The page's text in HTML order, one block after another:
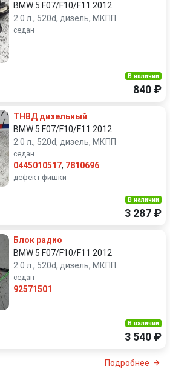
BMW 5 F07/F10/F11 2012
2.0 л., 520d, дизель, МКПП
седан
В наличии
840 ₽
ТНВД дизельный
BMW 5 F07/F10/F11 2012
2.0 л., 520d, дизель, МКПП
седан
0445010517, 7810696
дефект фишки
В наличии
3 287 ₽
Блок радио
BMW 5 F07/F10/F11 2012
2.0 л., 520d, дизель, МКПП
седан
92571501
В наличии
3 540 ₽
Подробнее